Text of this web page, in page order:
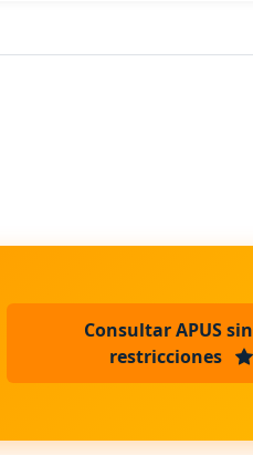
Consultar APUS sin
restricciones